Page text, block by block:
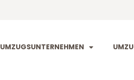
UMZUGSUNTERNEHMEN